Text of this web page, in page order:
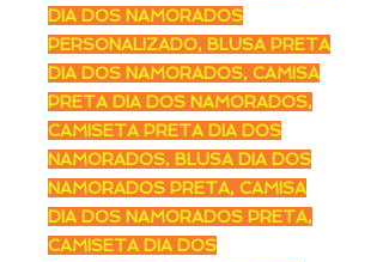
DIA DOS NAMORADOS
PERSONALIZADO, BLUSA PRETA
DIA DOS NAMORADOS, CAMISA
PRETA DIA DOS NAMORADOS,
CAMISETA PRETA DIA DOS
NAMORADOS, BLUSA DIA DOS
NAMORADOS PRETA, CAMISA
DIA DOS NAMORADOS PRETA,
CAMISETA DIA DOS